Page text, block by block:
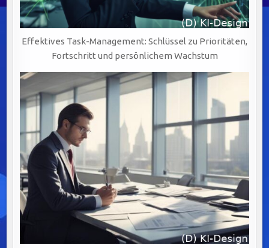
Effektives Task-Management: Schlüssel zu Prioritäten,
Fortschritt und persönlichem Wachstum